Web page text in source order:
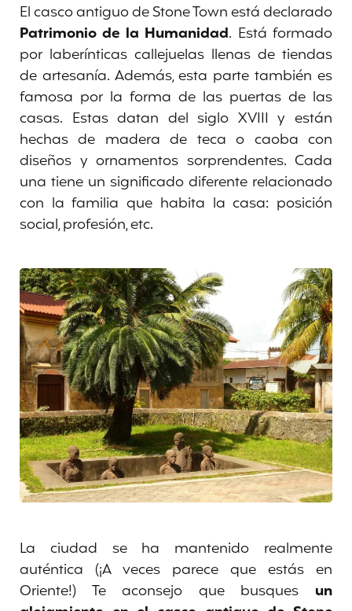
El casco antiguo de Stone Town está declarado
Patrimonio de la Humanidad. Está formado
por laberínticas callejuelas llenas de tiendas
de artesanía. Además, esta parte también es
famosa por la forma de las puertas de las
casas. Estas datan del siglo XVIII y están
hechas de madera de teca o caoba con
diseños y ornamentos sorprendentes. Cada
una tiene un significado diferente relacionado
con la familia que habita la casa: posición
social, profesión, etc.
La ciudad se ha mantenido realmente
auténtica (¡A veces parece que estás en
Oriente!) Te aconsejo que busques un